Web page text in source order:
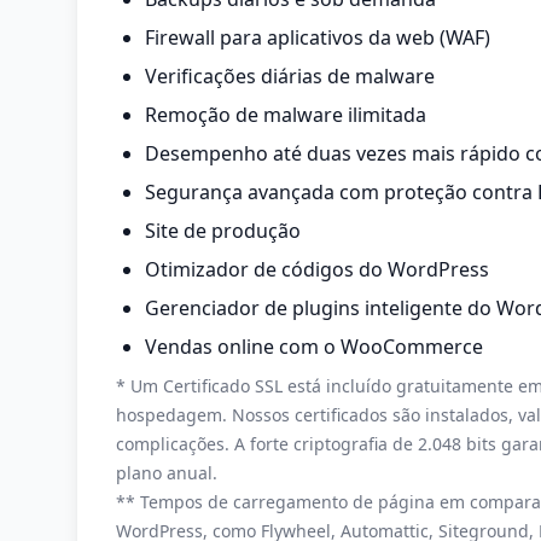
Firewall para aplicativos da web (WAF)
Verificações diárias de malware
Remoção de malware ilimitada
Desempenho até duas vezes mais rápido
Segurança avançada com proteção contra
Site de produção
Otimizador de códigos do WordPress
Gerenciador de plugins inteligente do
Vendas online com o WooCommerce
* Um Certificado SSL está incluído gratuitamente
hospedagem. Nossos certificados são instalados,
complicações. A forte criptografia de 2.048 bits
plano anual.
** Tempos de carregamento de página em
WordPress, como Flywheel, Automattic,